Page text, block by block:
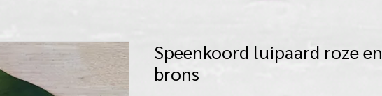
Speenkoord luipaard roze en
brons